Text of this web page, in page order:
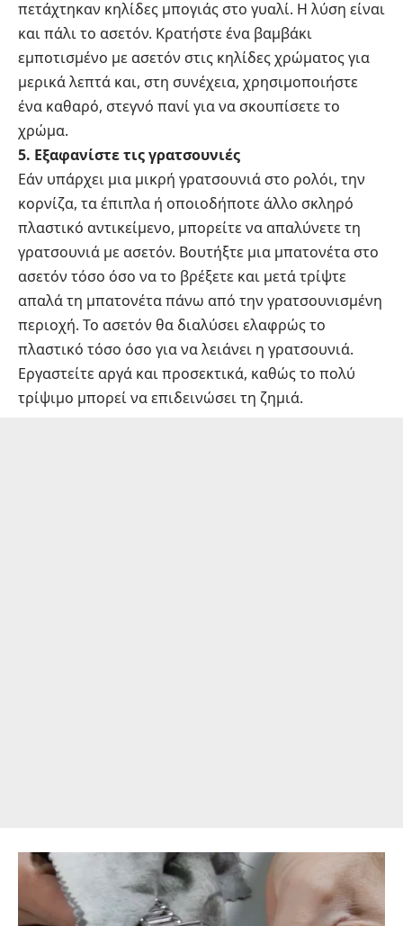
πετάχτηκαν κηλίδες μπογιάς στο γυαλί. Η λύση είναι
και πάλι το ασετόν. Κρατήστε ένα βαμβάκι
εμποτισμένο με ασετόν στις κηλίδες χρώματος για
μερικά λεπτά και, στη συνέχεια, χρησιμοποιήστε
ένα καθαρό, στεγνό πανί για να σκουπίσετε το
χρώμα.
5. Εξαφανίστε τις γρατσουνιές
Εάν υπάρχει μια μικρή γρατσουνιά στο ρολόι, την
κορνίζα, τα έπιπλα ή οποιοδήποτε άλλο σκληρό
πλαστικό αντικείμενο, μπορείτε να απαλύνετε τη
γρατσουνιά με ασετόν. Βουτήξτε μια μπατονέτα στο
ασετόν τόσο όσο να το βρέξετε και μετά τρίψτε
απαλά τη μπατονέτα πάνω από την γρατσουνισμένη
περιοχή. Το ασετόν θα διαλύσει ελαφρώς το
πλαστικό τόσο όσο για να λειάνει η γρατσουνιά.
Εργαστείτε αργά και προσεκτικά, καθώς το πολύ
τρίψιμο μπορεί να επιδεινώσει τη ζημιά.